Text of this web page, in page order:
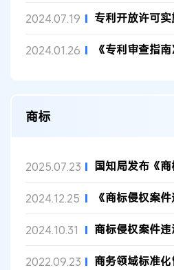
2024.07.19 专利开放许可实施
2024.01.26 《专利审查指南》
商标
2025.07.23 国知局发布《商标
2024.12.25 《商标侵权案件
2024.10.31 商标侵权案件
2022.09.23 商务领域标准